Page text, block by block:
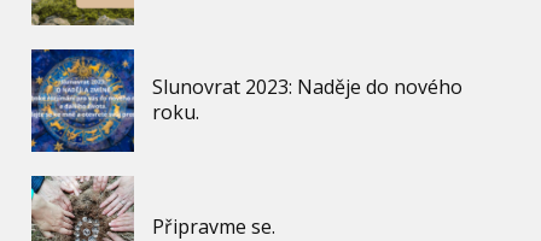
Slunovrat 2023: Naděje do nového
roku.
Připravme se.